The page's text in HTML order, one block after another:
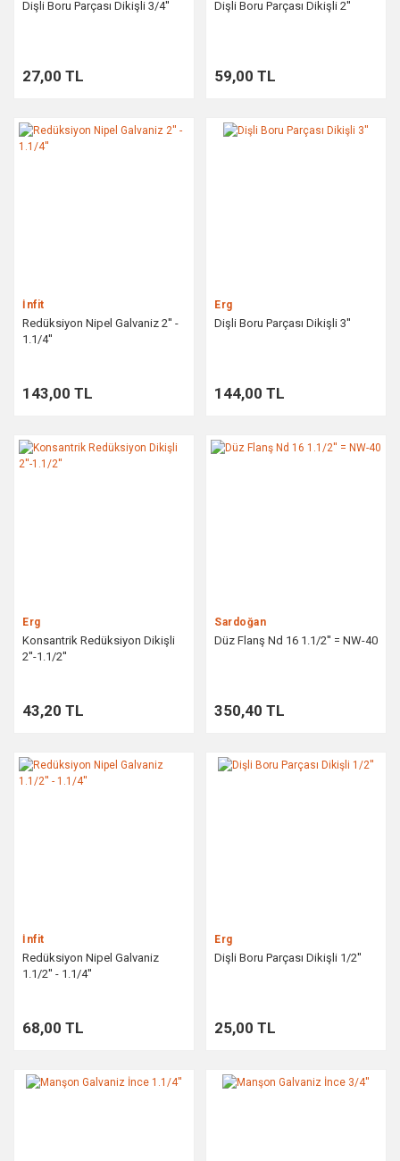
Dişli Boru Parçası Dikişli 3/4''
27,00 TL
Dişli Boru Parçası Dikişli 2''
59,00 TL
İnfit
Redüksiyon Nipel Galvaniz 2'' -
1.1/4''
143,00 TL
Erg
Dişli Boru Parçası Dikişli 3''
144,00 TL
Erg
Konsantrik Redüksiyon Dikişli
2''-1.1/2''
43,20 TL
Sardoğan
Düz Flanş Nd 16 1.1/2'' = NW-40
350,40 TL
İnfit
Redüksiyon Nipel Galvaniz
1.1/2'' - 1.1/4''
68,00 TL
Erg
Dişli Boru Parçası Dikişli 1/2''
25,00 TL